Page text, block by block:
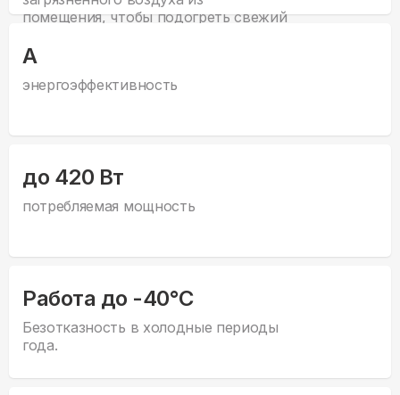
помещения, чтобы подогреть свежий
А
энергоэффективность
до 420 Вт
потребляемая мощность
Работа до -40°С
Безотказность в холодные периоды
года.